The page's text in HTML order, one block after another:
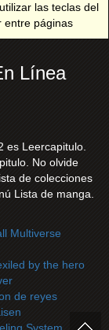
las teclas del
entre páginas
Línea
es Leercapitulo.
No olvide
de colecciones
Lista de manga.
Multiverse
by the hero
de reyes